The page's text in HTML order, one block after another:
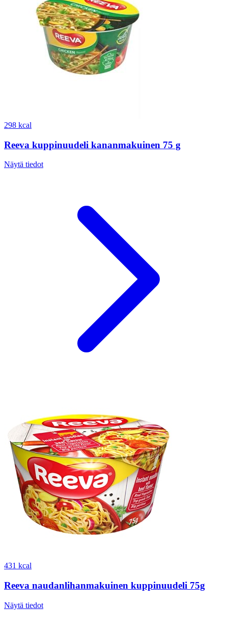
298 kcal
Reeva kuppinuudeli kananmakuinen 75 g
Näytä tiedot
431 kcal
Reeva naudanlihanmakuinen kuppinuudeli 75g
Näytä tiedot